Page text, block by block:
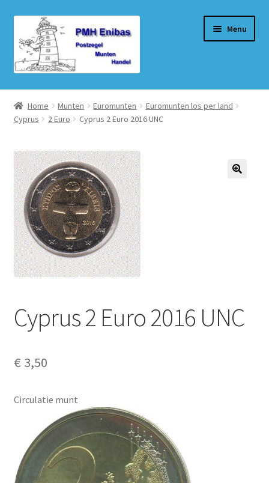
door
naar
navigatie
naar
de
inhoud
Menu
Home
Beurzen
Winkel
Winkelmand
Afrekenen
Mijn account
Alg. voorw.
Privacybeleid PMH Enibas
Home Munten Euromunten
Euromunten los per land
Cyprus
2 Euro Cyprus 2 Euro 2016 UNC
Cyprus 2 Euro 2016 UNC
€ 3,50
Circulatie munt